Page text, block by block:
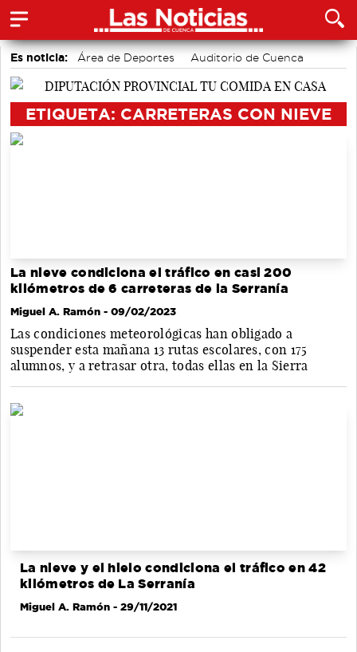
Es noticia: Área de Deportes
Auditorio de Cuenca
Bádminton
Actividades culturales en Cuenca
ETIQUETA: CARRETERAS CON NIEVE
La nieve condiciona el tráfico en casi 200
kilómetros de 6 carreteras de la Serranía
Miguel A. Ramón - 09/02/2023
Las condiciones meteorológicas han obligado a
suspender esta mañana 13 rutas escolares, con 175
alumnos, y a retrasar otra, todas ellas en la Sierra
La nieve y el hielo condiciona el tráfico en 42
kilómetros de La Serranía
Miguel A. Ramón - 29/11/2021